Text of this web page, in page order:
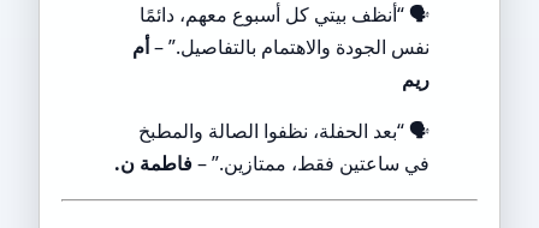
🗣️ “أنظف بيتي كل أسبوع معهم، دائمًا
نفس الجودة والاهتمام بالتفاصيل.” –أم
ريم
🗣️ “بعد الحفلة، نظفوا الصالة والمطبخ
في ساعتين فقط، ممتازين.” –فاطمة ن.